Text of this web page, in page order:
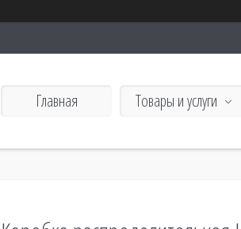
Главная Товары и услуги